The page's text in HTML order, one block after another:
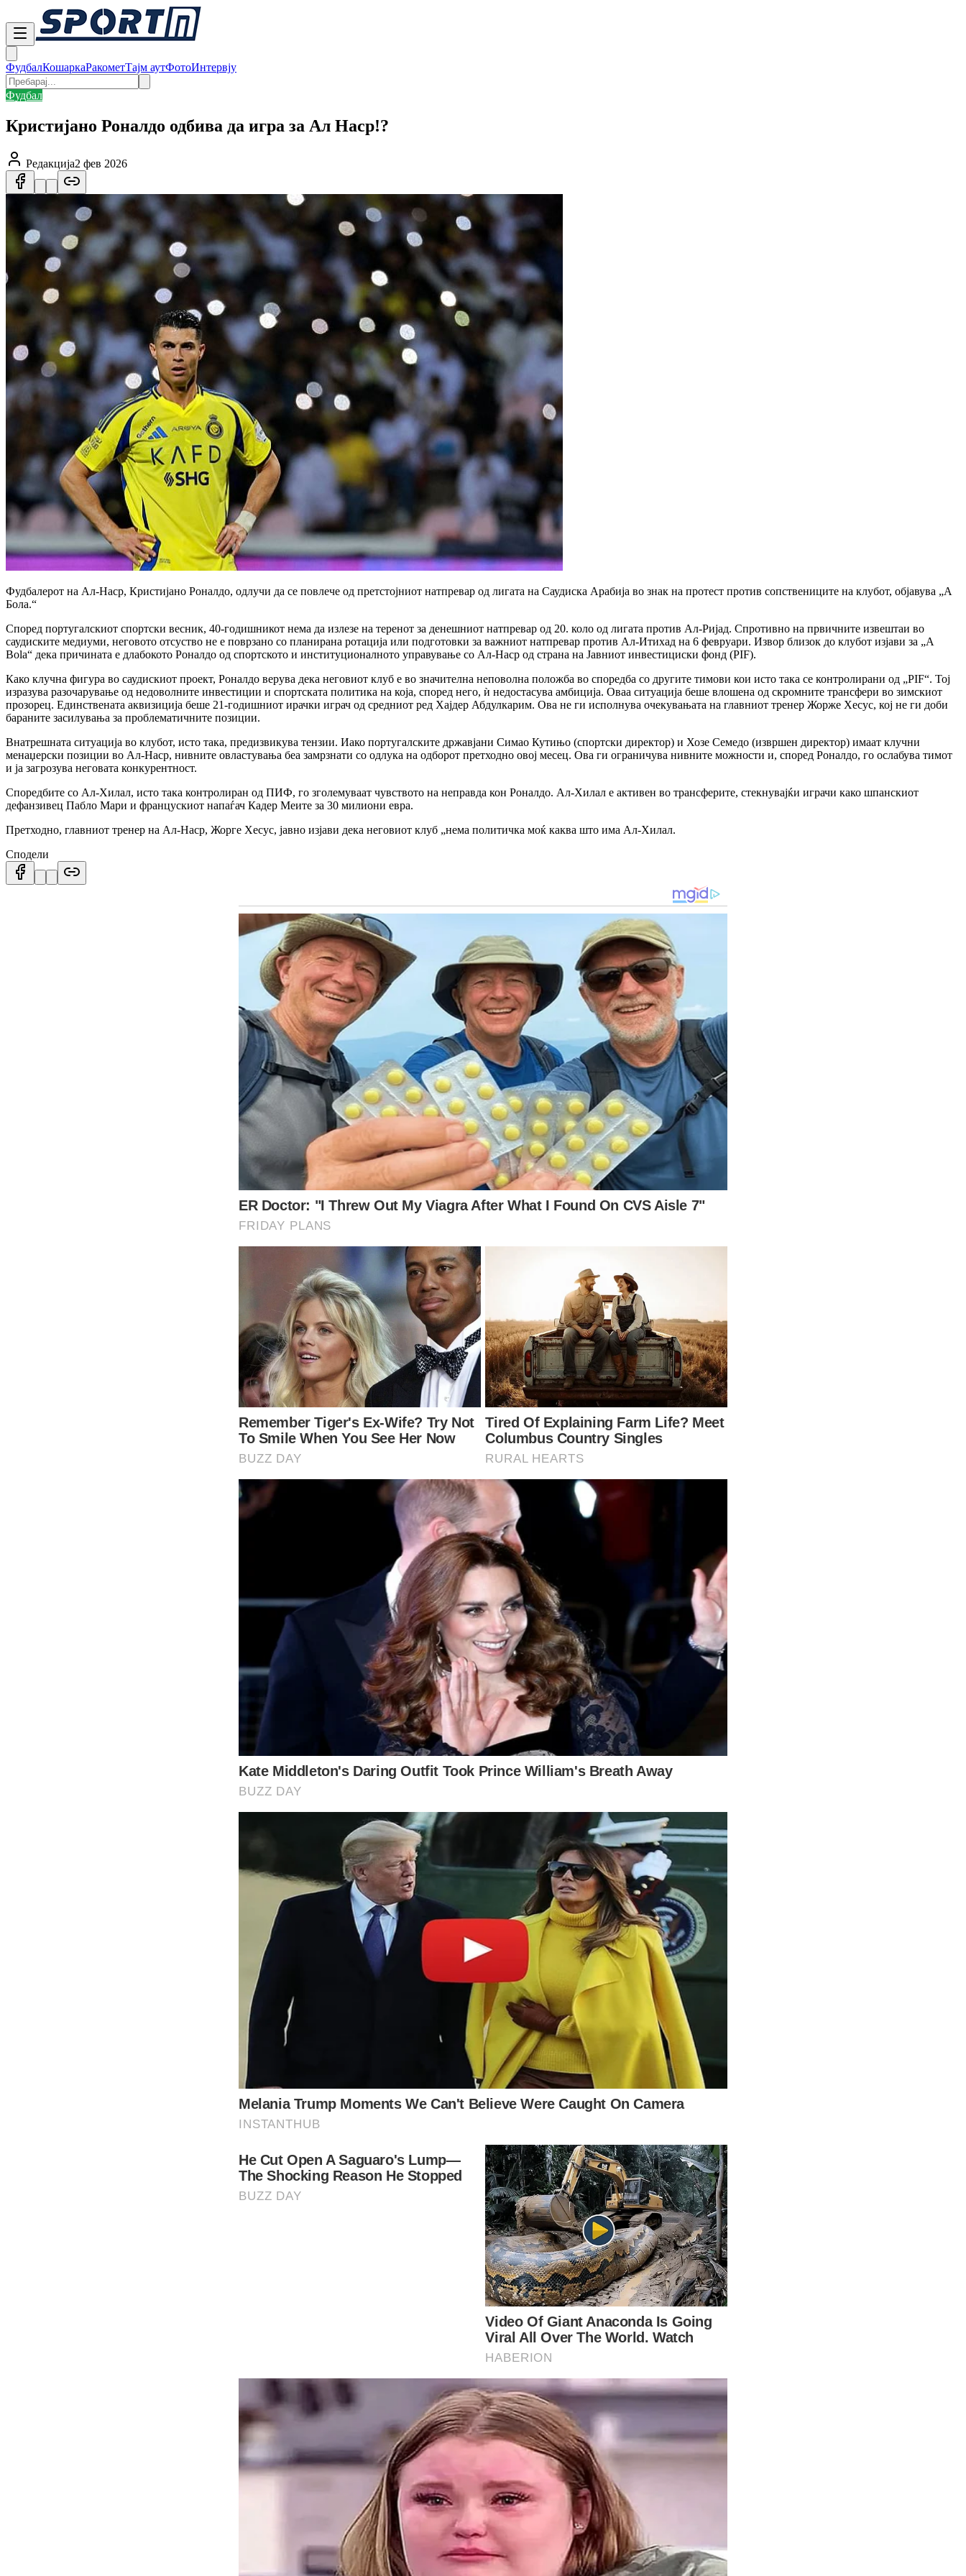
ФудбалКошаркаРакометТајм аутФотоИнтервју
Фудбал
Кристијано Роналдо одбива да игра за Ал Наср!?
Редакција2 фев 2026
Фудбалерот на Ал-Наср, Кристијано Роналдо, одлучи да се повлече од претстојниот натпревар од лигата на Саудиска Арабија во знак на протест против сопствениците на клубот, објавува „А
Бола.“
Според португалскиот спортски весник, 40-годишникот нема да излезе на теренот за денешниот натпревар од 20. коло од лигата против Ал-Ријад. Спротивно на првичните извештаи во
саудиските медиуми, неговото отсуство не е поврзано со планирана ротација или подготовки за важниот натпревар против Ал-Итихад на 6 февруари. Извор близок до клубот изјави за „A
Bola“ дека причината е длабокото Роналдо од спортското и институционалното управување со Ал-Наср од страна на Јавниот инвестициски фонд (PIF).
Како клучна фигура во саудискиот проект, Роналдо верува дека неговиот клуб е во значителна неповолна положба во споредба со другите тимови кои исто така се контролирани од „PIF“. Тој
изразува разочарување од недоволните инвестиции и спортската политика на која, според него, ѝ недостасува амбиција. Оваа ситуација беше влошена од скромните трансфери во зимскиот
прозорец. Единствената аквизиција беше 21-годишниот ирачки играч од средниот ред Хајдер Абдулкарим. Ова не ги исполнува очекувањата на главниот тренер Жорже Хесус, кој не ги доби
бараните засилувања за проблематичните позиции.
Внатрешната ситуација во клубот, исто така, предизвикува тензии. Иако португалските државјани Симао Кутињо (спортски директор) и Хозе Семедо (извршен директор) имаат клучни
менаџерски позиции во Ал-Наср, нивните овластувања беа замрзнати со одлука на одборот претходно овој месец. Ова ги ограничува нивните можности и, според Роналдо, го ослабува тимот
и ја загрозува неговата конкурентност.
Споредбите со Ал-Хилал, исто така контролиран од ПИФ, го зголемуваат чувството на неправда кон Роналдо. Ал-Хилал е активен во трансферите, стекнувајќи играчи како шпанскиот
дефанзивец Пабло Мари и францускиот напаѓач Кадер Меите за 30 милиони евра.
Претходно, главниот тренер на Ал-Наср, Жорге Хесус, јавно изјави дека неговиот клуб „нема политичка моќ каква што има Ал-Хилал.
Сподели